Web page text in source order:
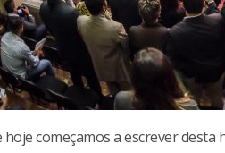
hoje começamos a escrever